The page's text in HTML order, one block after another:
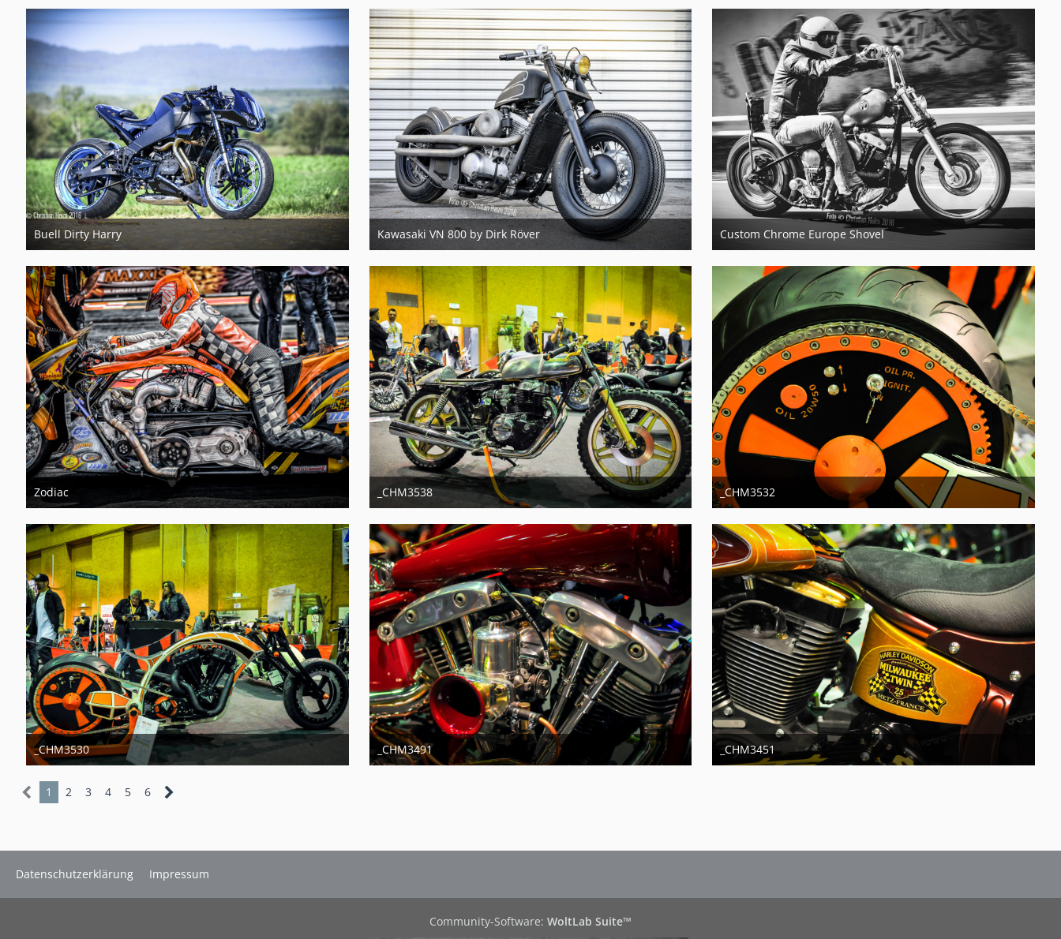
1
2
Buell Dirty Harry
29. Oktober 2017
1
Kawasaki VN 800 by Dirk Röver
29. Oktober 2017
5
Custom Chrome Europe Shovel
29. Oktober 2017
5
Zodiac
23. August 2014
_CHM3538
11. Januar 2014
_CHM3532
11. Januar 2014
_CHM3530
11. Januar 2014
_CHM3491
11. Januar 2014
_CHM3451
11. Januar 2014
1 2 3 4 5 6
Datenschutzerklärung Impressum
Community-Software: WoltLab Suite™